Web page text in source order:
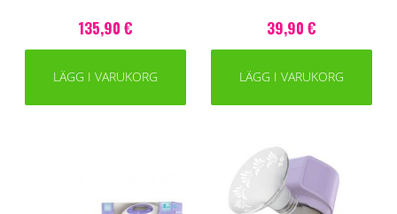
135,90 €
LÄGG I VARUKORG
39,90 €
LÄGG I VARUKORG